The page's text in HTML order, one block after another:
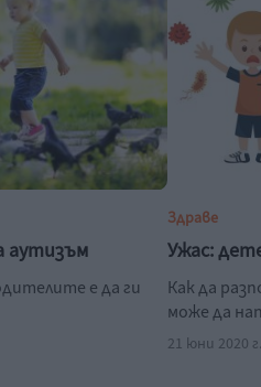
аутизъм
е да ги
Здраве
Ужас:
Как да
може да
21 юни 2020 г.